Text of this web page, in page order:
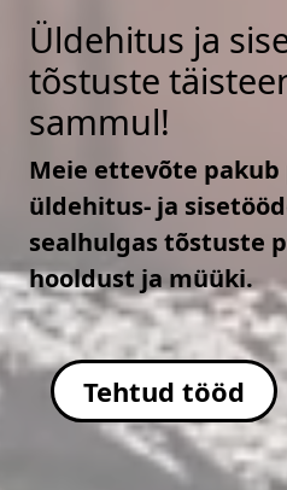
Üldehitus ja
tõstuste
sammul!
Meie ettevõte pakub
üldehitus- ja
sealhulgas tõstuste
hooldust ja müüki.
Tehtud tööd